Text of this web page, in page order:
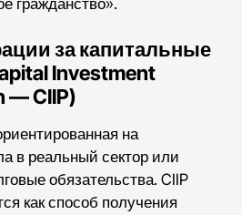
гражданство».
за капитальные
Investment
— CIIP)
на
в реальный сектор или
обязательства. CIIP
как способ получения